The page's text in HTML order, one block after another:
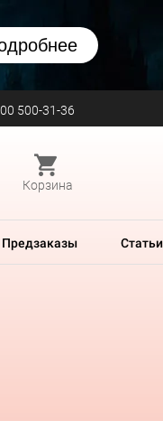
500-31-36
Корзина
Предзаказы Статьи